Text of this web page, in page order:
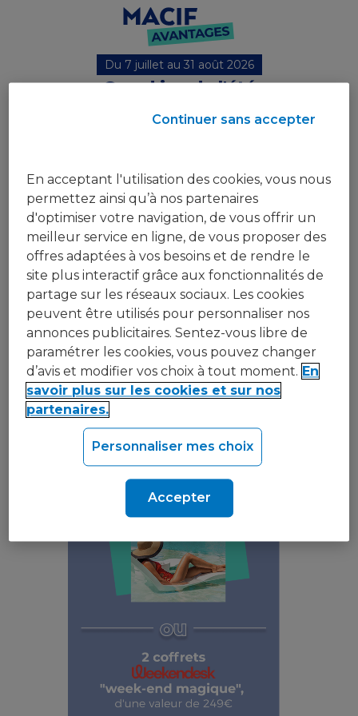
Du 7 juillet au 31 août 2026
Grand jeu de l'été
Gagnez vos
avec Macif Avantages
Prêt à partir ?
Pour jouer, préparez votre valise,
tentez de gagner l'un de nos nombreux cadeaux
découvrez les vacances qui vous correspondent !
Je joue
En acceptant l'utilisation des cookies, vous nous
permettez ainsi qu’à nos partenaires
d'optimiser votre navigation, de vous offrir un
meilleur service en ligne, de vous proposer des
offres adaptées à vos besoins et de rendre le
site plus interactif grâce aux fonctionnalités de
partage sur les réseaux sociaux. Les cookies
peuvent être utilisés pour personnaliser nos
annonces publicitaires. Sentez-vous libre de
paramétrer les cookies, vous pouvez changer
d’avis et modifier vos choix à tout moment. En
savoir plus sur les cookies et sur nos
partenaires.
Personnaliser mes choix
Continuer sans accepter
Accepter